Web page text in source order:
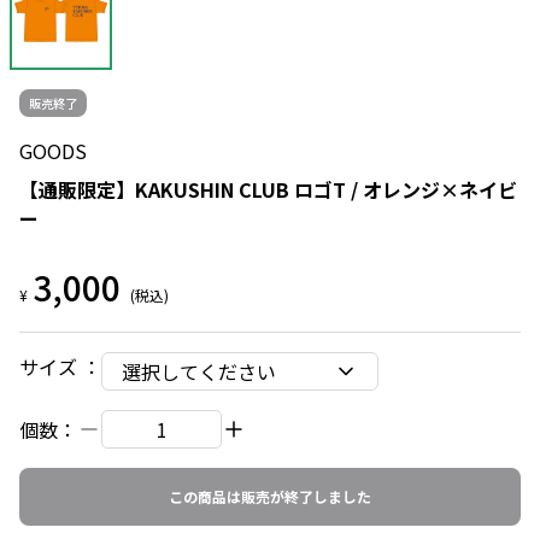
販売終了
GOODS
【通販限定】KAKUSHIN CLUB ロゴT / オレンジ×ネイビ
ー
¥ 3,000 (税込)
サイズ ：
選択してください
個数：
この商品は販売が終了しました